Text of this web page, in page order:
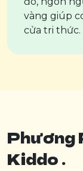
vàng giúp
cửa tri thức.
Phương
Kiddo .